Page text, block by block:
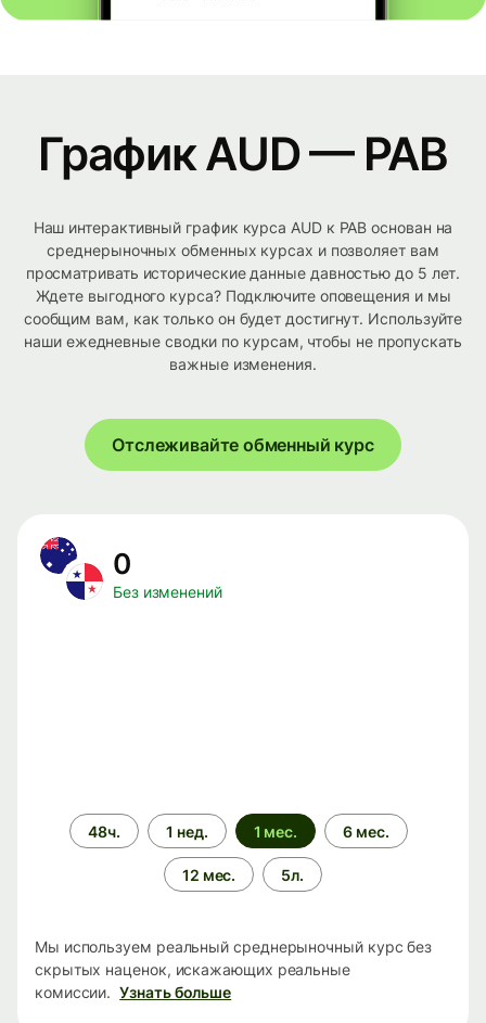
График AUD — PAB
Наш интерактивный график курса AUD к PAB основан на
среднерыночных обменных курсах и позволяет вам
просматривать исторические данные давностью до 5 лет.
Ждете выгодного курса? Подключите оповещения и мы
сообщим вам, как только он будет достигнут. Используйте
наши ежедневные сводки по курсам, чтобы не пропускать
важные изменения.
Отслеживайте обменный курс
0
Без изменений
Период
времени
48ч. 1 нед. 1 мес. 6 мес.
12 мес. 5л.
Мы используем реальный среднерыночный курс без
скрытых наценок, искажающих реальные
комиссии. Узнать больше